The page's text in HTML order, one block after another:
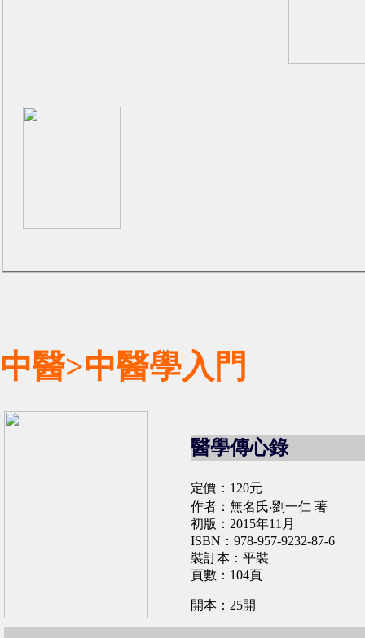
中醫>中醫學入門
醫學傳心錄
定價：120元
作者：無名氏‧劉一仁 著
初版：2015年11月
ISBN：978-957-9232-87-6
裝訂本：平裝
頁數：104頁
開本：25開